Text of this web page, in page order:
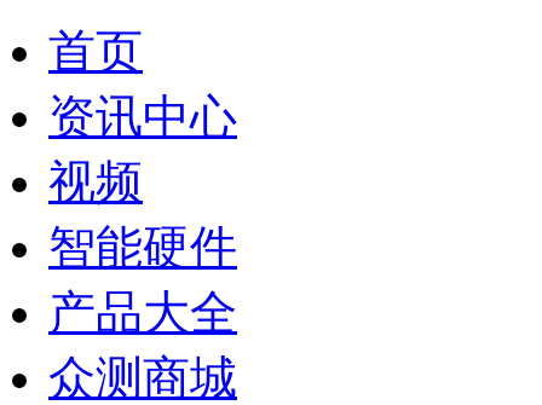
首页
资讯中心
视频
智能硬件
产品大全
众测商城